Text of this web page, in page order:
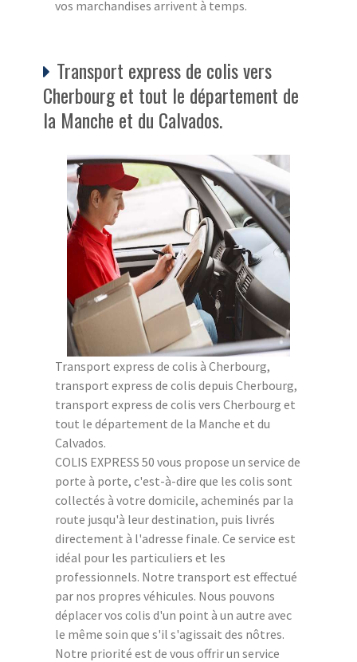
vos marchandises arrivent à temps.
Transport express de colis vers
Cherbourg et tout le département de
la Manche et du Calvados.
Transport express de colis à Cherbourg,
transport express de colis depuis Cherbourg,
transport express de colis vers Cherbourg et
tout le département de la Manche et du
Calvados.
COLIS EXPRESS 50 vous propose un service de
porte à porte, c'est-à-dire que les colis sont
collectés à votre domicile, acheminés par la
route jusqu'à leur destination, puis livrés
directement à l'adresse finale. Ce service est
idéal pour les particuliers et les
professionnels. Notre transport est effectué
par nos propres véhicules. Nous pouvons
déplacer vos colis d'un point à un autre avec
le même soin que s'il s'agissait des nôtres.
Notre priorité est de vous offrir un service